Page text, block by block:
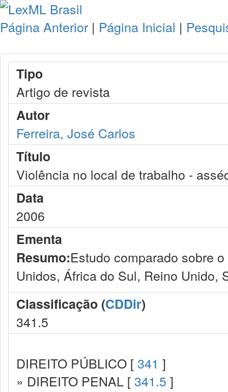
Página Anterior | Página Inicial |
Tipo
Artigo de revista
Autor
Ferreira, José Carlos
Título
Violência no local de trabalho -
Data
2006
Ementa
Resumo:Estudo comparado sobre
Unidos, África do Sul, Reino Unido,
Classificação (CDDir)
341.5
DIREITO PÚBLICO [ 341 ]
» DIREITO PENAL [ 341.5 ]